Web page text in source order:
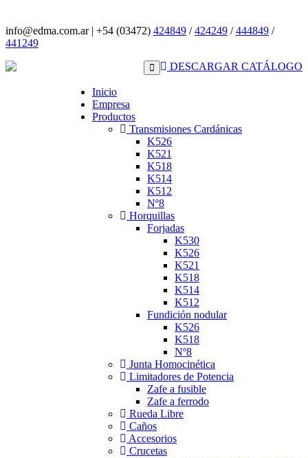
info@edma.com.ar| +54 (03472) 424849 /424249 /444849 /
441249
DESCARGAR CATÁLOGO
Inicio
Empresa
Productos
Transmisiones Cardánicas
K526
K521
K518
K514
K512
Nº8
Horquillas
Forjadas
K530
K526
K521
K518
K514
K512
Fundición nodular
K526
K518
Nº8
Junta Homocinética
Limitadores de Potencia
Zafe a fusible
Zafe a ferrodo
Rueda Libre
Caños
Accesorios
Crucetas